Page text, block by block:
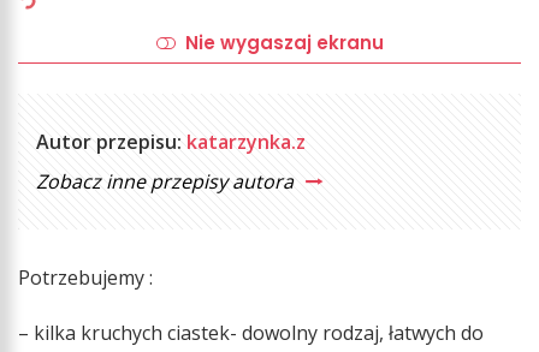
Nie wygaszaj ekranu
Autor przepisu: katarzynka.z
Zobacz inne przepisy autora
Potrzebujemy :
– kilka kruchych ciastek- dowolny rodzaj, łatwych do